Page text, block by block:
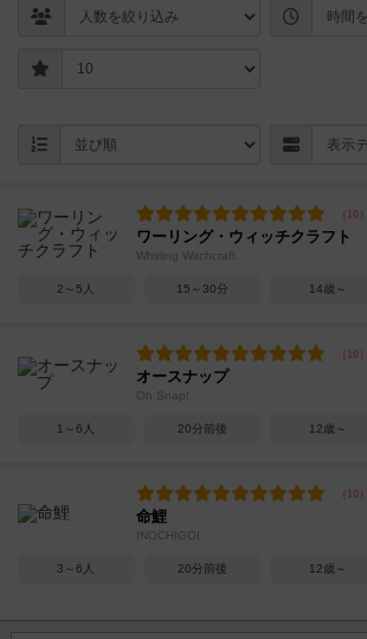
ワーリング・ウィッチクラフト
Whirling Witchcraft
2～5人 15～30分 14歳～
オースナップ
Oh Snap!
1～6人 20分前後 12歳～
命鯉
INOCHIGOI
3～6人 20分前後 12歳～